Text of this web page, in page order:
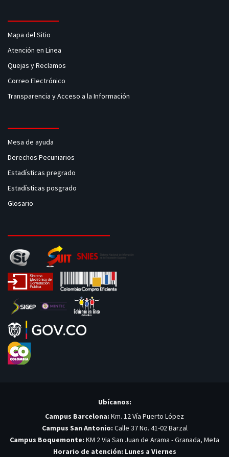
Mapa del Sitio
Atención en Linea
Quejas y Reclamos
Correo Electrónico
Transparencia y Acceso a la Información
Mesa de ayuda
Derechos Pecuniarios
Estadísticas pregrado
Estadísticas posgrado
Glosario
Ubícanos:
Campus Barcelona: Km. 12 Vía Puerto López
Campus San Antonio: Calle 37 No. 41-02 Barzal
Campus Boquemonte: KM 2 Via San Juan de Arama - Granada, Meta
Horario de atención: Lunes a Viernes